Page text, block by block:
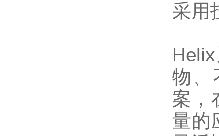
采用
物、
案，
量的